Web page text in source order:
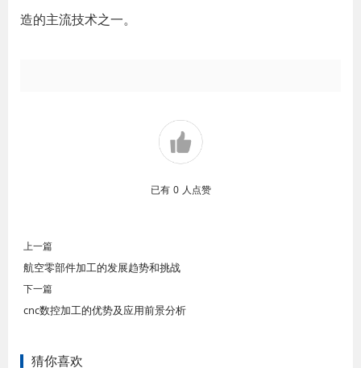
造的主流技术之一。
已有 0 人点赞
上一篇
航空零部件加工的发展趋势和挑战
下一篇
cnc数控加工的优势及应用前景分析
猜你喜欢